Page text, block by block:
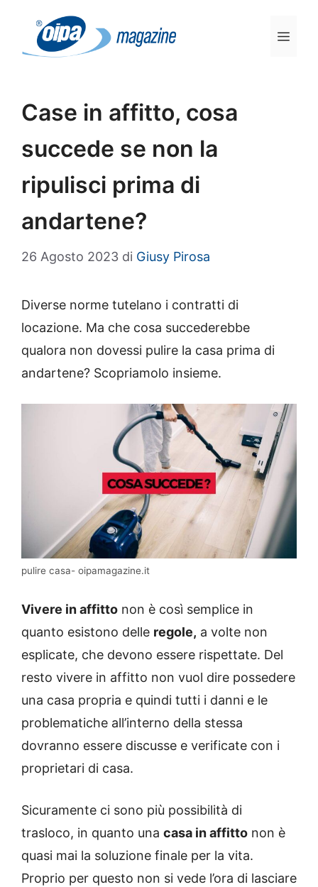
contenuto
Case in affitto, cosa
succede se non la
ripulisci prima di
andartene?
26 Agosto 2023 di Giusy Pirosa
Diverse norme tutelano i contratti di
locazione. Ma che cosa succederebbe
qualora non dovessi pulire la casa prima di
andartene? Scopriamolo insieme.
pulire casa- oipamagazine.it
Vivere in affitto non è così semplice in
quanto esistono delle regole, a volte non
esplicate, che devono essere rispettate. Del
resto vivere in affitto non vuol dire possedere
una casa propria e quindi tutti i danni e le
problematiche all’interno della stessa
dovranno essere discusse e verificate con i
proprietari di casa.
Sicuramente ci sono più possibilità di
trasloco, in quanto una casa in affitto non è
quasi mai la soluzione finale per la vita.
Proprio per questo non si vede l’ora di lasciare